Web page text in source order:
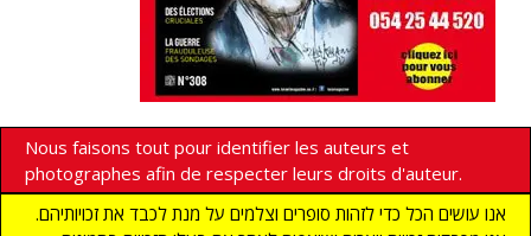
Nous faisons tout pour identifier les auteurs et
photographes afin de respecter leurs droits d'auteur.
אנו עושים הכל כדי לזהות סופרים וצלמים על מנת לכבד את זכויותיהם.